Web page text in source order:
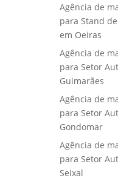
Agência de
para Stand
em Oeiras
Agência de
para Setor
Guimarães
Agência de
para Setor
Gondomar
Agência de
para Setor
Seixal